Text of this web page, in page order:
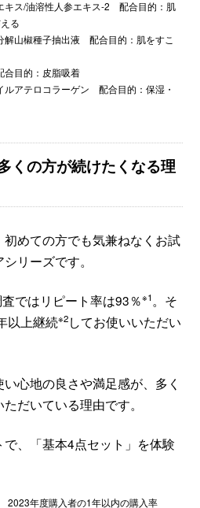
キス/油溶性人参エキス-2 配合目的：肌
る
解山椒種子抽出液 配合目的：肌をすこ
目的：皮脂吸着
ルアテロコラーゲン 配合目的：保湿・
くの方が続けたくなる理
初めての方でも気兼ねなくお試
リーズです。
ではリピート率は93％※1 。そ
以上継続※2してお使いいただい
心地の良さや満足感が、多く
だいている理由です。
、「基本4点セット」を体験
年度購入者の1年以内の購入率